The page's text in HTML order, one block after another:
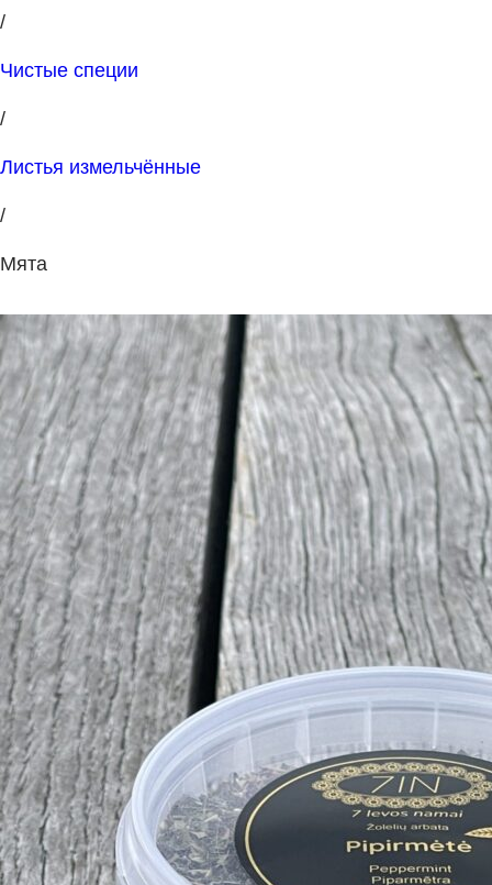
/
Чистые специи
/
Листья измельчённые
/
Мята